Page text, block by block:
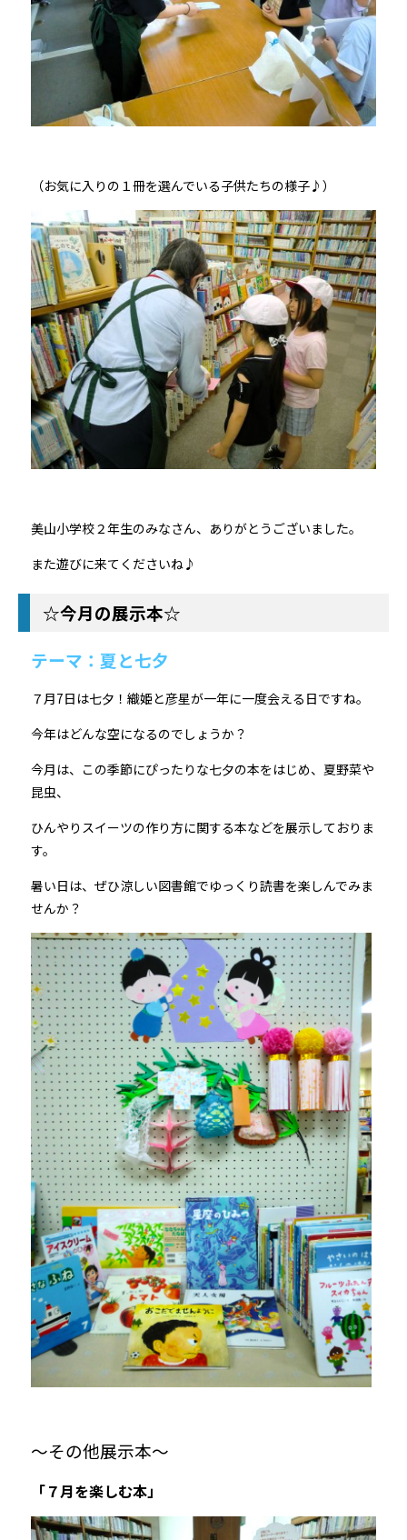
（お気に入りの１冊を選んでいる子供たちの様子♪）
美山小学校２年生のみなさん、ありがとうございました。
また遊びに来てくださいね♪
☆今月の展示本☆
テーマ：夏と七夕
７月7日は七夕！織姫と彦星が一年に一度会える日ですね。
今年はどんな空になるのでしょうか？
今月は、この季節にぴったりな七夕の本をはじめ、夏野菜や
昆虫、
ひんやりスイーツの作り方に関する本などを展示しておりま
す。
暑い日は、ぜひ涼しい図書館でゆっくり読書を楽しんでみま
せんか？
～その他展示本～
「７月を楽しむ本」